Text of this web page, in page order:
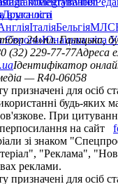
власності
Друга ліга
ІталіяБельгіяМЛС
ЄвропиЮнацька ліга
24»пл. Галицька,
(32) 229-77-77Адреса
Ідентифікатор
— R40-06058
призначені для осіб
будь-яких
При
на сайт
зі знаком
"Реклама",
реклами.
призначені для осіб